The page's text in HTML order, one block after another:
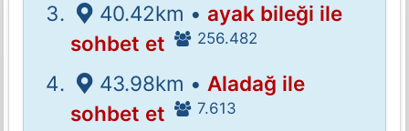
40.42km • ayak bileği ile
sohbet et
256.482
43.98km • Aladağ ile
sohbet et
7.613